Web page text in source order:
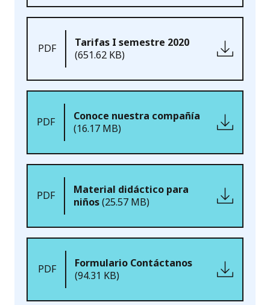
PDF
Tarifas I semestre 2020
(651.62 KB)
PDF
Conoce nuestra compañía
(16.17 MB)
PDF
Material didáctico para
niños(25.57 MB)
PDF
Formulario Contáctanos
(94.31 KB)